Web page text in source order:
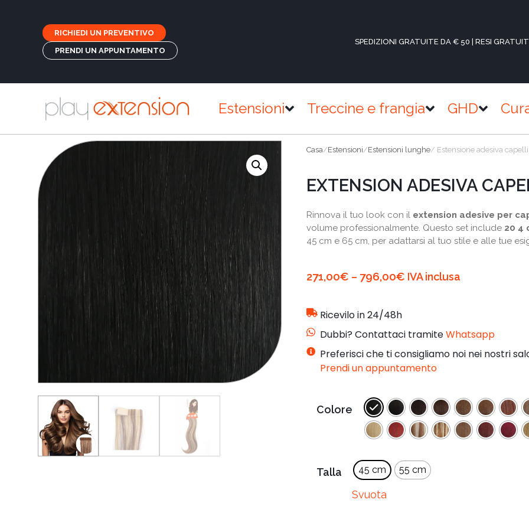
RICHIEDI UN PREVENTIVO
PRENDI UN APPUNTAMENTO
SPEDIZIONI GRATUITE DA € 50 | RESI
Estensioni Treccine e frangia GHD
Casa/Estensioni/Estensioni lunghe/ Estensione adesiva
EXTENSION ADESIVA
Rinnova il tuo look con il extension adesive per
volume professionalmente. Questo set include 20 4
45 cm e 65 cm, per adattarsi al tuo stile e alle tue
271,00€ – 796,00€ IVA inclusa
Ricevilo in 24/48h
Dubbi? Contattaci tramiteWhatsapp
Preferisci che ti consigliamo noi nei nostri
Prendi un appuntamento
Colore
Talla 45 cm 55 cm
Svuota